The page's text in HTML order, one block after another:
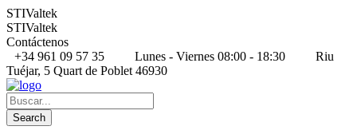
STIValtek
STIValtek
Contáctenos
+34 961 09 57 35
Lunes - Viernes 08:00 - 18:30
Riu
Tuéjar, 5 Quart de Poblet 46930